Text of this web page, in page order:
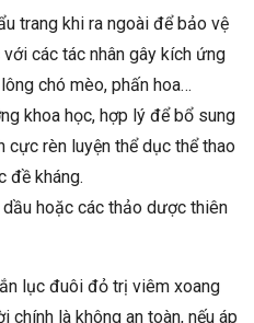
trang khi ra ngoài để bảo vệ
các tác nhân gây kích ứng
chó mèo, phấn hoa…
khoa học, hợp lý để bổ sung
cực rèn luyện thể dục thể thao
đề kháng.
hoặc các thảo dược thiên
lục đuôi đỏ trị viêm xoang
chính là không an toàn, nếu áp